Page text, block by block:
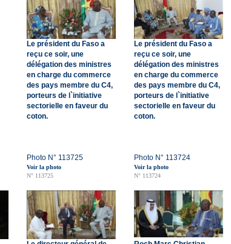
Le président du Faso a
reçu ce soir, une
délégation des ministres
en charge du commerce
des pays membre du C4,
porteurs de l`initiative
sectorielle en faveur du
coton.
Photo N° 113725
Voir la photo
N° 113725
Le président du Faso a
reçu ce soir, une
délégation des ministres
en charge du commerce
des pays membre du C4,
porteurs de l`initiative
sectorielle en faveur du
coton.
Photo N° 113724
Voir la photo
N° 113724